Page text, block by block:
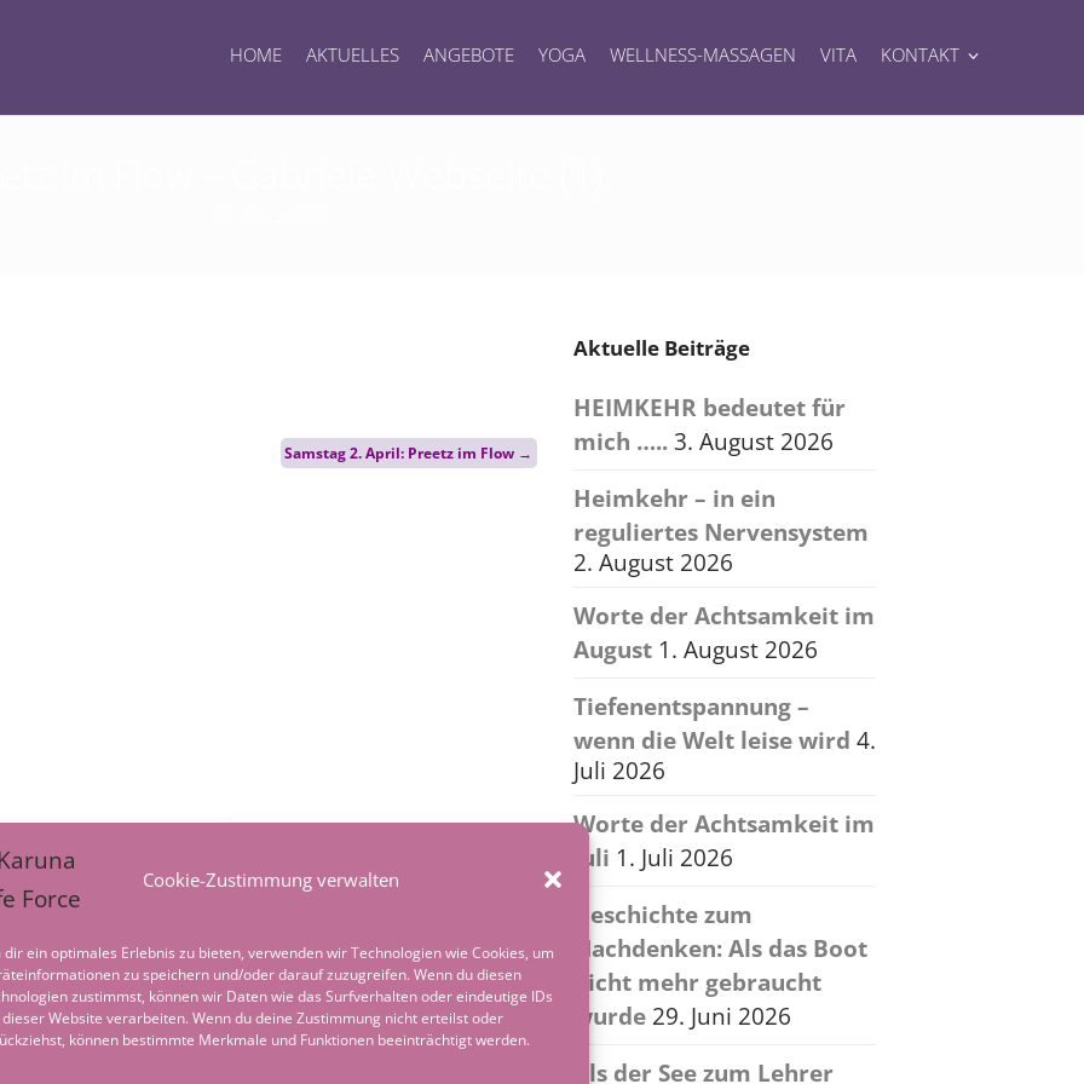
Cookie-Zustimmung verwalten
dir ein optimales Erlebnis zu bieten, verwenden wir Technologien wie Cookies, um
zu speichern und/oder darauf zuzugreifen. Wenn du diesen
zustimmst, können wir Daten wie das Surfverhalten oder eindeutige IDs
Website verarbeiten. Wenn du deine Zustimmung nicht erteilst oder
können bestimmte Merkmale und Funktionen beeinträchtigt werden.
HOME AKTUELLES ANGEBOTE YOGA WELLNESS-MASSAGEN VITA KONTAKT
Samstag 2. April: Preetz im Flow →
Aktuelle Beiträge
HEIMKEHR bedeutet für
mich …..3. August 2026
Heimkehr – in ein
reguliertes Nervensystem
2. August 2026
Worte der Achtsamkeit im
August 1. August 2026
Tiefenentspannung –
wenn die Welt leise wird 4.
Juli 2026
Worte der Achtsamkeit im
Juli 1. Juli 2026
Geschichte zum
Nachdenken: Als das Boot
nicht mehr gebraucht
wurde 29. Juni 2026
Als der See zum Lehrer